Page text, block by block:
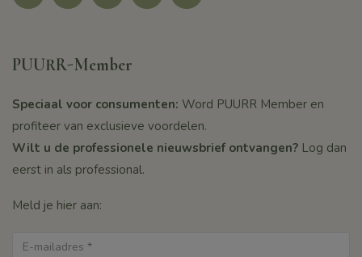
PUURR-Member
Speciaal voor consumenten: Word PUURR Member en
profiteer van exclusieve voordelen.
Wilt u de professionele nieuwsbrief ontvangen? Log dan
eerst in als professional.
Meld je hier aan: